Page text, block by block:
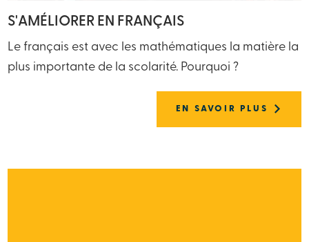
S'AMÉLIORER EN FRANÇAIS
Le français est avec les mathématiques la matière la
plus importante de la scolarité. Pourquoi ?
EN SAVOIR PLUS